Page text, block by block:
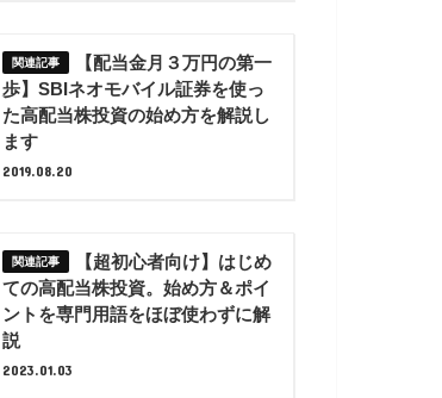
【配当金月３万円の第一
歩】SBIネオモバイル証券を使っ
た高配当株投資の始め方を解説し
ます
2019.08.20
【超初心者向け】はじめ
ての高配当株投資。始め方＆ポイ
ントを専門用語をほぼ使わずに解
説
2023.01.03